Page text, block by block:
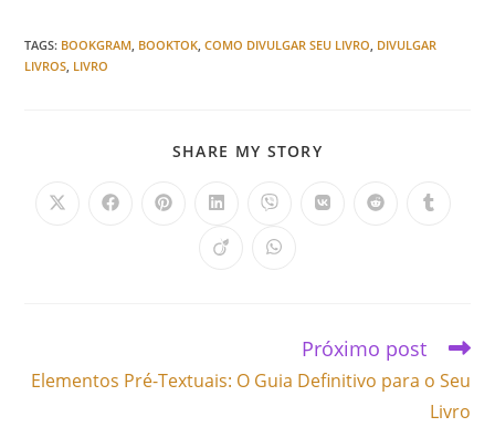
TAGS: BOOKGRAM BOOKTOK COMO DIVULGAR SEU LIVRO DIVULGAR
LIVROS LIVRO
SHARE MY STORY
Próximo post
Elementos Pré-Textuais: O Guia Definitivo para o Seu
Livro